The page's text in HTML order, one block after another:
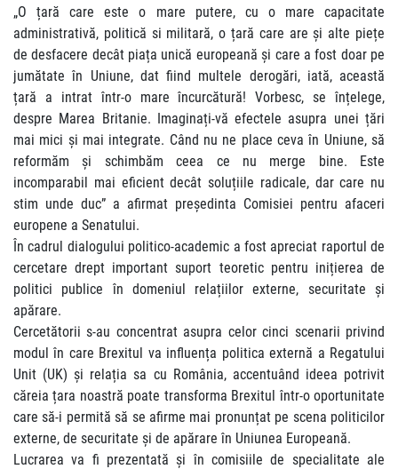
„O țară care este o mare putere, cu o mare capacitate
administrativă, politică si militară, o țară care are și alte piețe
de desfacere decât piața unică europeană și care a fost doar pe
jumătate în Uniune, dat fiind multele derogări, iată, această
țară a intrat într-o mare încurcătură! Vorbesc, se înțelege,
despre Marea Britanie. Imaginați-vă efectele asupra unei țări
mai mici și mai integrate. Când nu ne place ceva în Uniune, să
reformăm și schimbăm ceea ce nu merge bine. Este
incomparabil mai eficient decât soluțiile radicale, dar care nu
stim unde duc” a afirmat președinta Comisiei pentru afaceri
europene a Senatului.
În cadrul dialogului politico-academic a fost apreciat raportul de
cercetare drept important suport teoretic pentru inițierea de
politici publice în domeniul relațiilor externe, securitate și
apărare.
Cercetătorii s-au concentrat asupra celor cinci scenarii privind
modul în care Brexitul va influența politica externă a Regatului
Unit (UK) și relația sa cu România, accentuând ideea potrivit
căreia țara noastră poate transforma Brexitul într-o oportunitate
care să-i permită să se afirme mai pronunțat pe scena politicilor
externe, de securitate și de apărare în Uniunea Europeană.
Lucrarea va fi prezentată și în comisiile de specialitate ale